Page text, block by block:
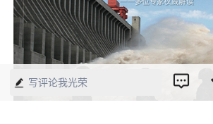
写评论我光荣